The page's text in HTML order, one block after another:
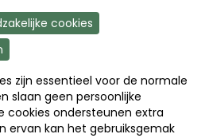
Word nu lid
cookies
zijn essentieel voor de normale
slaan geen persoonlijke
cookies ondersteunen extra
ervan kan het gebruiksgemak